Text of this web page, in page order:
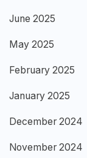
June 2025
May 2025
February 2025
January 2025
December 2024
November 2024